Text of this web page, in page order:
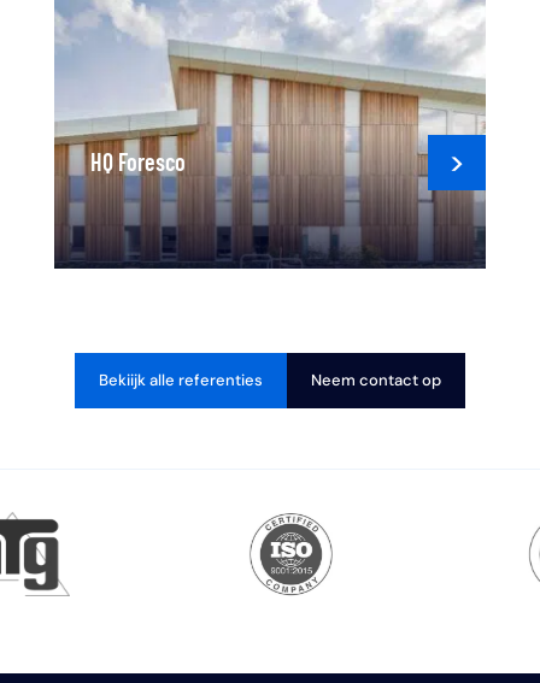
HQ Foresco
Bekiijk alle referenties Neem contact op